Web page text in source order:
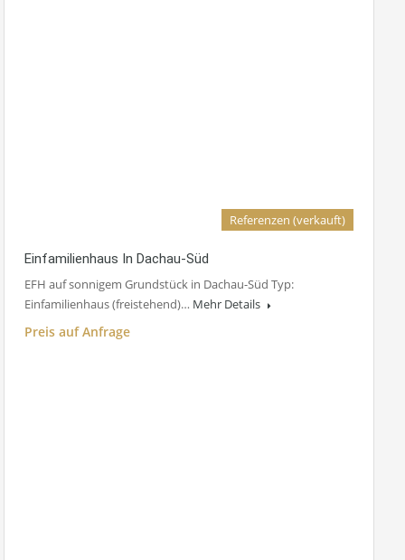
Referenzen (verkauft)
Einfamilienhaus In Dachau-Süd
EFH auf sonnigem Grundstück in Dachau-Süd Typ:
Einfamilienhaus (freistehend)… Mehr Details
Preis auf Anfrage